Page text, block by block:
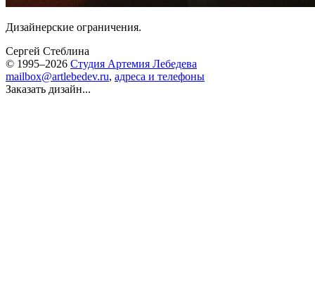
Дизайнерские ограничения.
Сергей Стеблина
© 1995–2026 Студия Артемия Лебедева
mailbox@artlebedev.ru, адреса и телефоны
Заказать дизайн...